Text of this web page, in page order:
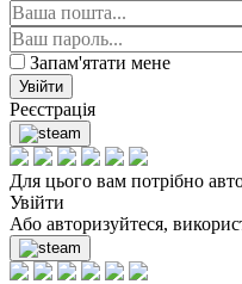
Запам'ятати мене
Увійти
Реєстрація
Для цього вам потрібно
Увійти
Або авторизуйтеся,